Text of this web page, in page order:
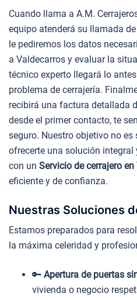
Cuando llama a A.M.
equipo atenderá su llamada
le pediremos los datos
a Valdecarros y evaluar la
técnico experto llegará lo
problema de cerrajería.
recibirá una factura detallada
desde el primer contacto, te
seguro. Nuestro objetivo no
ofrecerte una solución
con un Servicio de cerrajero
eficiente y de confianza.
Nuestras Soluciones
Estamos preparados para
la máxima celeridad y
🔑 Apertura de puertas
vivienda o negocio